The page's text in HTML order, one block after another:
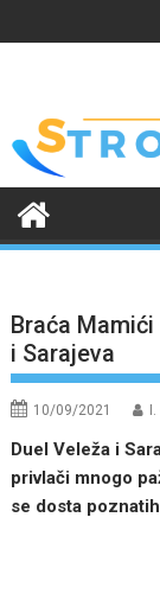
to
Braća
i Sarajeva
10/09/2021
Duel Veleža i
privlači mnogo
se dosta